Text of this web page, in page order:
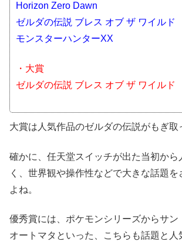
Horizon Zero Dawn
ゼルダの伝説 ブレス オブ ザ ワイルド
モンスターハンターXX
・大賞
ゼルダの伝説 ブレス オブ ザ ワイルド
大賞は人気作品のゼルダの伝説がもぎ取
確かに、任天堂スイッチが出た当初から
く、世界観や操作性などで大きな話題を
よね。
優秀賞には、ポケモンシリーズからサン
オートマタといった、こちらも話題と人